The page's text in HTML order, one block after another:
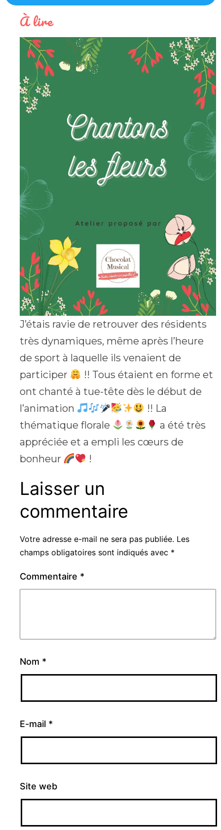
À lire
J’étais ravie de retrouver des résidents
très dynamiques, même après l’heure
de sport à laquelle ils venaient de
participer
!! Tous étaient en forme et
ont chanté à tue-tête dès le début de
l’animation
!! La
thématique florale
a été très
appréciée et a empli les cœurs de
bonheur
!
Laisser un
commentaire
Votre adresse e-mail ne sera pas publiée. Les
champs obligatoires sont indiqués avec *
Commentaire *
Nom *
E-mail *
Site web